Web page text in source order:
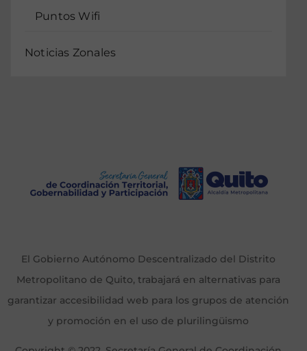
Puntos Wifi
Noticias Zonales
El Gobierno Autónomo Descentralizado del Distrito
Metropolitano de Quito, trabajará en alternativas para
garantizar accesibilidad web para los grupos de atención
y promoción en el uso de plurilingüismo